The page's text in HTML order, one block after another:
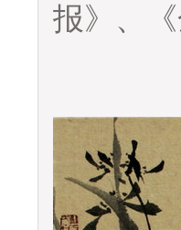
报》、